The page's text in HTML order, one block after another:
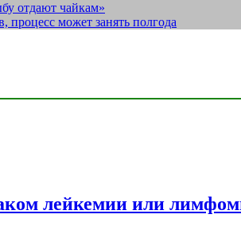
отдают чайкам»
процесс может занять полгода
лейкемии или